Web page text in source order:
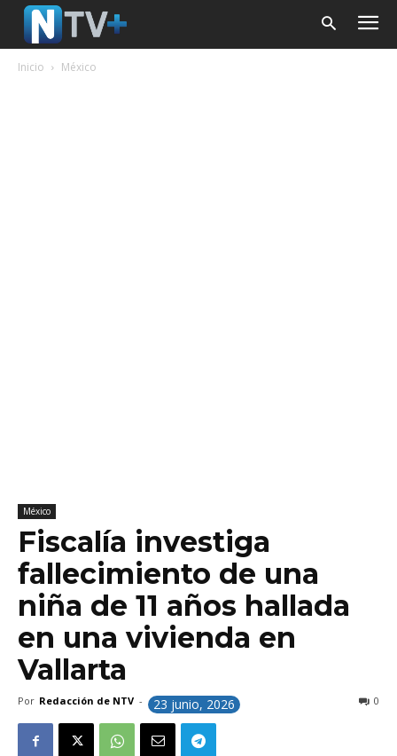
Inicio México
México
Fiscalía investiga
fallecimiento de una
niña de 11 años hallada
en una vivienda en
Vallarta
Por Redacción de NTV - 23 junio, 2026 0